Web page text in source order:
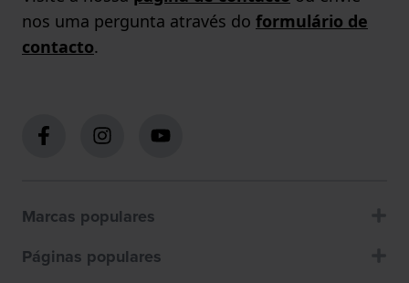
nos uma pergunta através do formulário de
contacto.
Marcas populares
Páginas populares